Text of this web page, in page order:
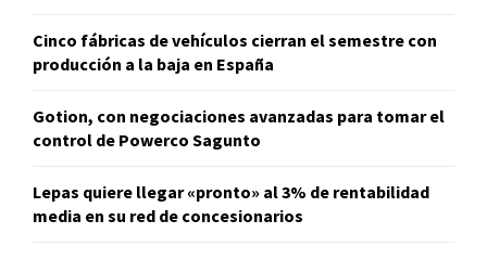
Cinco fábricas de vehículos cierran el semestre con
producción a la baja en España
Gotion, con negociaciones avanzadas para tomar el
control de Powerco Sagunto
Lepas quiere llegar «pronto» al 3% de rentabilidad
media en su red de concesionarios